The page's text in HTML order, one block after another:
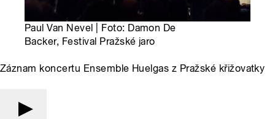
Paul Van Nevel | Foto: Damon De
Backer, Festival Pražské jaro
Záznam koncertu Ensemble Huelgas z Pražské křižovatky